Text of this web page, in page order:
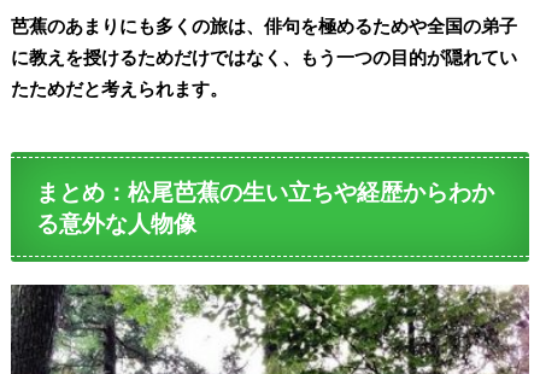
芭蕉のあまりにも多くの旅は、俳句を極めるためや全国の弟子
に教えを授けるためだけではなく、もう一つの目的が隠れてい
たためだと考えられます。
まとめ：松尾芭蕉の生い立ちや経歴からわか
る意外な人物像